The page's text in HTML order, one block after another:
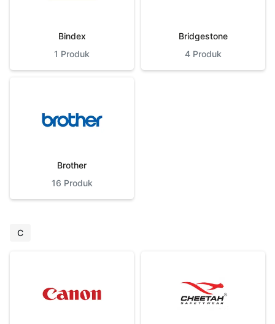
Bindex
1 Produk
Bridgestone
4 Produk
Brother
16 Produk
C